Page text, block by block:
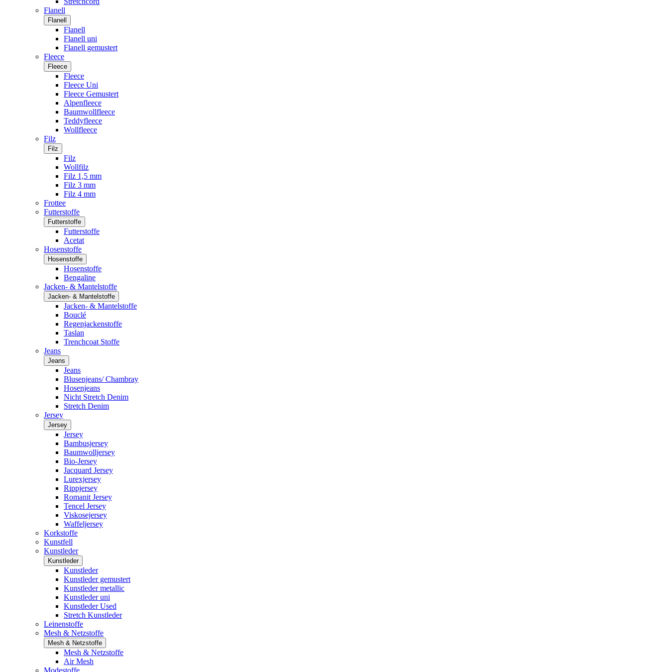
Flanell
Flanell
Flanell
Flanell uni
Flanell gemustert
Fleece
Fleece
Fleece
Fleece Uni
Fleece Gemustert
Alpenfleece
Baumwollfleece
Teddyfleece
Wollfleece
Filz
Filz
Filz
Wollfilz
Filz 1,5 mm
Filz 3 mm
Filz 4 mm
Frottee
Futterstoffe
Futterstoffe
Futterstoffe
Acetat
Hosenstoffe
Hosenstoffe
Hosenstoffe
Bengaline
Jacken- & Mantelstoffe
Jacken- & Mantelstoffe
Jacken- & Mantelstoffe
Bouclé
Regenjackenstoffe
Taslan
Trenchcoat Stoffe
Jeans
Jeans
Jeans
Blusenjeans/ Chambray
Hosenjeans
Nicht Stretch Denim
Stretch Denim
Jersey
Jersey
Jersey
Bambusjersey
Baumwolljersey
Bio-Jersey
Jacquard Jersey
Lurexjersey
Rippjersey
Romanit Jersey
Tencel Jersey
Viskosejersey
Waffeljersey
Korkstoffe
Kunstfell
Kunstleder
Kunstleder
Kunstleder
Kunstleder gemustert
Kunstleder metallic
Kunstleder uni
Kunstleder Used
Stretch Kunstleder
Leinenstoffe
Mesh & Netzstoffe
Mesh & Netzstoffe
Mesh & Netzstoffe
Air Mesh
Modestoffe